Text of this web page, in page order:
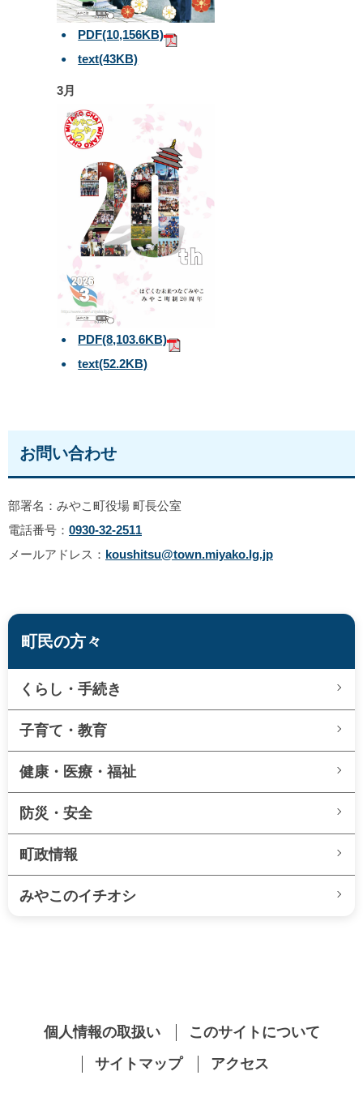
PDF(10,156KB)
text(43KB)
3月
PDF(8,103.6KB)
text(52.2KB)
お問い合わせ
部署名：みやこ町役場 町長公室
電話番号： 0930-32-2511
メールアドレス： koushitsu@town.miyako.lg.jp
町民の方々
くらし・手続き
子育て・教育
健康・医療・福祉
防災・安全
町政情報
みやこのイチオシ
個人情報の取扱い
このサイトについて
サイトマップ
アクセス